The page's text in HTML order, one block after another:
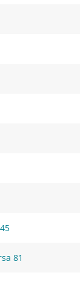
81